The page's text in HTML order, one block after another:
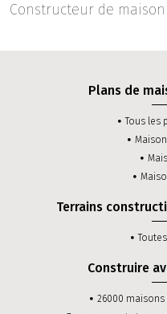
Constructeur de maison
Plans de
Tous les
Terrains
Construire
26000 maisons